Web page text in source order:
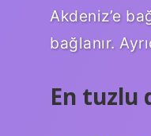
Akdeniz’e
bağlanır.
En tuzlu